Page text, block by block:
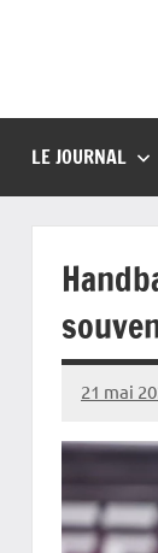
LE JOURNAL
21 mai
JRS